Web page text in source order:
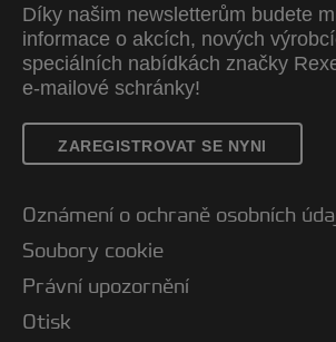
Díky našim newsletterům budete
informace o akcích, nových
speciálních nabídkách značky
e-mailové schránky!
ZAREGISTROVAT SE NYNI
Oznámení o ochraně osobních
Soubory cookie
Právní upozornění
Otisk